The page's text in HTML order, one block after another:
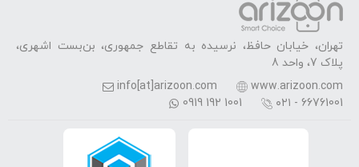
تهران، خیابان حافظ، نرسیده به تقاطع جمهوری، بن‌بست اشهری،
پلاک 7، واحد 8
www.arizoon.com
info[at]arizoon.com
۰۲۱ - 66761001
0919 192 1001